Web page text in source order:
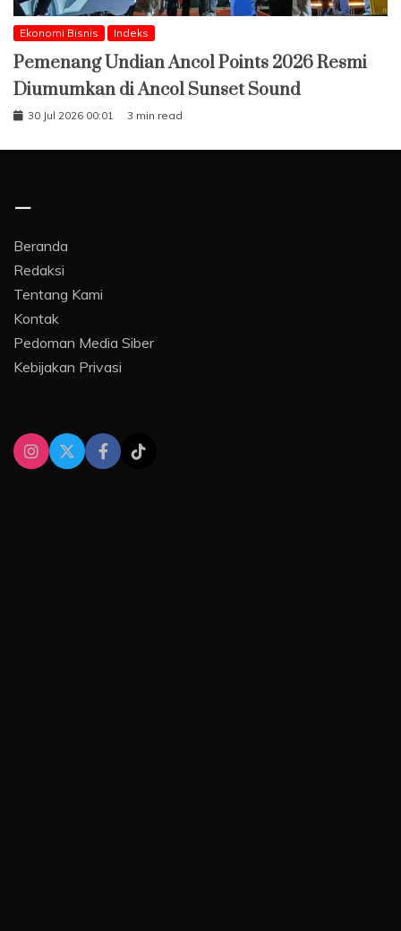
Ekonomi Bisnis Indeks
Pemenang Undian Ancol Points 2026 Resmi
Diumumkan di Ancol Sunset Sound
30 Jul 2026 00:01 3 min read
–
Beranda
Redaksi
Tentang Kami
Kontak
Pedoman Media Siber
Kebijakan Privasi